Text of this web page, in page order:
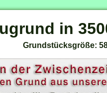
in
Grundstücksgröße: